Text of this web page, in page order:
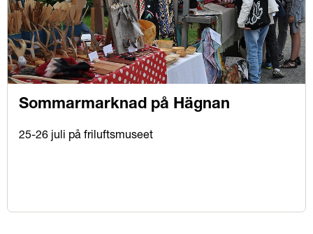
Sommarmarknad på Hägnan
25-26 juli på friluftsmuseet